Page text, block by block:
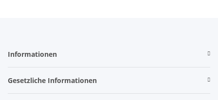
Informationen
Gesetzliche Informationen